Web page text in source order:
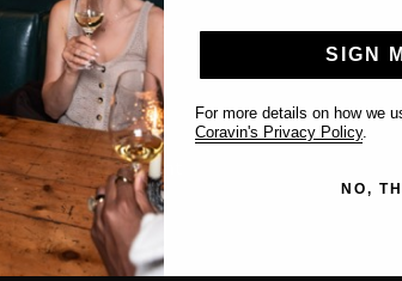
établissement
SIGN
For more details on how we
Coravin's Privacy Policy
NO,